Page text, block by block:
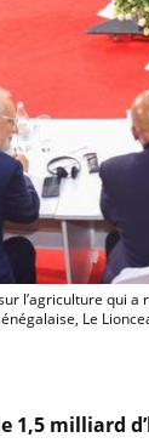
l’agriculture qui
Le
1,5 milliard